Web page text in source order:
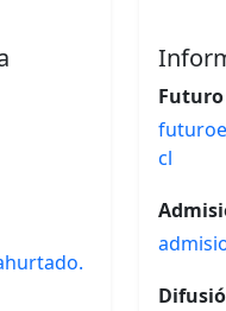
cl